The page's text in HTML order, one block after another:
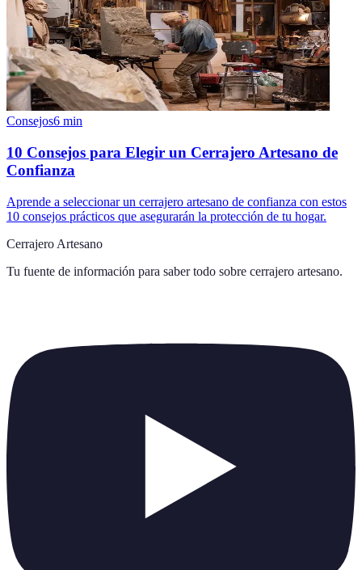
Consejos6 min
10 Consejos para Elegir un Cerrajero Artesano de
Confianza
Aprende a seleccionar un cerrajero artesano de confianza con estos
10 consejos prácticos que asegurarán la protección de tu hogar.
Cerrajero Artesano
Tu fuente de información para saber todo sobre cerrajero artesano.